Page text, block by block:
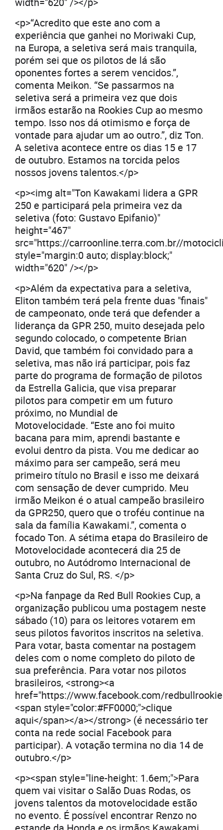
<p>“Acredito que este ano com a
experiência que ganhei no Moriwaki Cup,
na Europa, a seletiva será mais tranquila,
porém sei que os pilotos de lá são
oponentes fortes a serem vencidos.”,
comenta Meikon. “Se passarmos na
seletiva será a primeira vez que dois
irmãos estarão na Rookies Cup ao mesmo
tempo. Isso nos dá otimismo e força de
vontade para ajudar um ao outro.”, diz Ton.
A seletiva acontece entre os dias 15 e 17
de outubro. Estamos na torcida pelos
nossos jovens talentos.</p>
<p><img alt="Ton Kawakami lidera a GPR
250 e participará pela primeira vez da
seletiva (foto: Gustavo Epifanio)"
height="467"
src="https://carroonline.terra.com.br//
style="margin:0 auto; display:block;"
width="620" /></p>
<p>Além da expectativa para a seletiva,
Eliton também terá pela frente duas "finais"
de campeonato, onde terá que defender a
liderança da GPR 250, muito desejada pelo
segundo colocado, o competente Brian
David, que também foi convidado para a
seletiva, mas não irá participar, pois faz
parte do programa de formação de pilotos
da Estrella Galicia, que visa preparar
pilotos para competir em um futuro
próximo, no Mundial de
Motovelocidade. “Este ano foi muito
bacana para mim, aprendi bastante e
evolui dentro da pista. Vou me dedicar ao
máximo para ser campeão, será meu
primeiro título no Brasil e isso me deixará
com sensação de dever cumprido. Meu
irmão Meikon é o atual campeão brasileiro
da GPR250, quero que o troféu continue na
sala da família Kawakami.”, comenta o
focado Ton. A sétima etapa do Brasileiro de
Motovelocidade acontecerá dia 25 de
outubro, no Autódromo Internacional de
Santa Cruz do Sul, RS. </p>
<p>Na fanpage da Red Bull Rookies Cup, a
organização publicou uma postagem neste
sábado (10) para os leitores votarem em
seus pilotos favoritos inscritos na seletiva.
Para votar, basta comentar na postagem
deles com o nome completo do piloto de
sua preferência. Para votar nos pilotos
brasileiros, <strong><a
href="https://www.facebook.com/
<span style="color:#FF0000;">clique
aqui</span></a></strong> (é necessário ter
conta na rede social Facebook para
participar). A votação termina no dia 14 de
outubro.</p>
<p><span style="line-height: 1.6em;">Para
quem vai visitar o Salão Duas Rodas, os
jovens talentos da motovelocidade estão
no evento. É possível encontrar Renzo no